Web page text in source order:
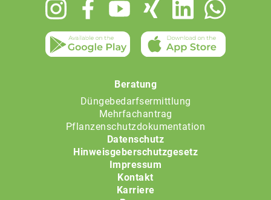
Beratung
Düngebedarfsermittlung
Mehrfachantrag
Pflanzenschutzdokumentation
Datenschutz
Hinweisgeberschutzgesetz
Impressum
Kontakt
Karriere